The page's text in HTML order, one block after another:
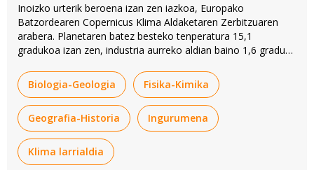
Inoizko urterik beroena izan zen iazkoa, Europako
Batzordearen Copernicus Klima Aldaketaren Zerbitzuaren
arabera. Planetaren batez besteko tenperatura 15,1
gradukoa izan zen, industria aurreko aldian baino 1,6 gradu
Biologia-Geologia
Fisika-Kimika
Geografia-Historia Ingurumena
Klima larrialdia